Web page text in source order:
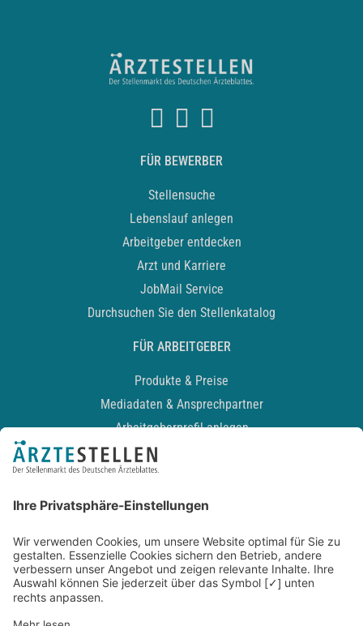
FÜR BEWERBER
Stellensuche
Lebenslauf anlegen
Arbeitgeber entdecken
Arzt und Karriere
JobMail Service
Durchsuchen Sie den Stellenkatalog
FÜR ARBEITGEBER
Produkte & Preise
Mediadaten & Ansprechpartner
Arbeitgeberprofil anlegen
Recruiting-Podcast
Kontakt
Datenschutz
Newsletter